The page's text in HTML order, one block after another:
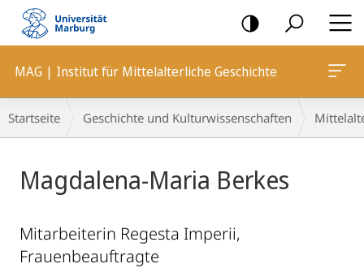
Mobile-
Navigation
MAG | Institut für Mittelalterliche Geschichte
Breadcrumb-
Navigation
Startseite Geschichte und Kulturwissenschaften
Magdalena-Maria Berkes
Mitarbeiterin Regesta Imperii,
Frauenbeauftragte